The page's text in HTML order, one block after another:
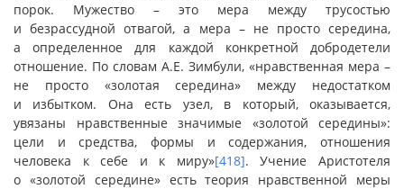
порок. Мужество – это мера между трусостью
и безрассудной отвагой, а мера – не просто середина,
а определенное для каждой конкретной добродетели
отношение. По словам А.Е. Зимбули, «нравственная мера –
не просто «золотая середина» между недостатком
и избытком. Она есть узел, в который, оказывается,
увязаны нравственные значимые «золотой середины»:
цели и средства, формы и содержания, отношения
человека к себе и к миру»[418]. Учение Аристотеля
о «золотой середине» есть теория нравственной меры